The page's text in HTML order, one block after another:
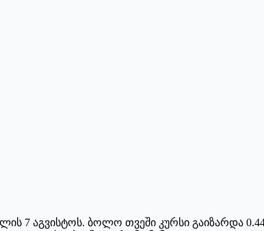
7 აგვისტოს. ბოლო თვეში კურსი გაიზარდა